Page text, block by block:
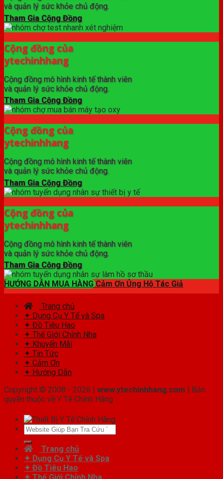
và quản lý sức khỏe chủ động.
Tham Gia Cộng Đồng
Cộng đồng của
ytechinhhang
Cộng đồng mô hình kinh tế thành viên
và quản lý sức khỏe chủ động.
Tham Gia Cộng Đồng
Cộng đồng của
ytechinhhang
Cộng đồng mô hình kinh tế thành viên
và quản lý sức khỏe chủ động.
Tham Gia Cộng Đồng
Cộng đồng của
ytechinhhang
Cộng đồng mô hình kinh tế thành viên
và quản lý sức khỏe chủ động.
Tham Gia Cộng Đồng
HƯỚNG DẪN MUA HÀNG Cảm Ơn Ủng Hộ Tác Giả
Trang chủ
✦ Dụng Cụ Y Tế và Spa
✦ Đồ Tiêu Hao
✦ Thế Giới Chỉnh Nha
✦ Khuyến Mãi
✦ Tin Tức
✦ Cảm Ơn
✦ Hướng Dẫn
Copyright © 2008 - 2026 |
www.ytechinhhang.com | Bản
quyền thuộc về Y Tế Chính Hãng
Tìm
Trang chủ
✦ Dụng Cụ Y Tế và Spa
✦ Đồ Tiêu Hao